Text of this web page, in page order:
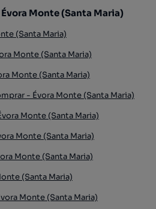
Monte (Santa Maria)
(Santa Maria)
Monte (Santa Maria)
Monte (Santa Maria)
- Évora Monte (Santa Maria)
Monte (Santa Maria)
Monte (Santa Maria)
Monte (Santa Maria)
(Santa Maria)
Monte (Santa Maria)